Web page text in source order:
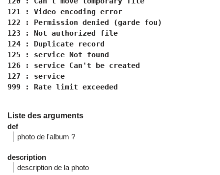
121 : Video encoding error
122 : Permission denied (garde fou)
123 : Not authorized file
124 : Duplicate record
125 : service Not found
126 : service Can't be created
127 : service
999 : Rate limit exceeded
Liste des arguments
def
photo de l'album ?
description
description de la photo